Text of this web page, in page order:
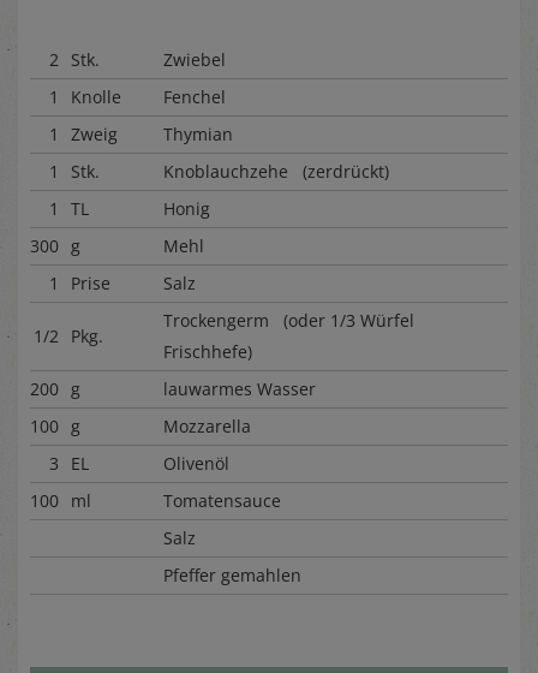
2 Stk.
Zwiebel
1
Knolle
Fenchel
1
Zweig
Thymian
1
Stk.
Knoblauchzehe (zerdrückt)
1
TL
Honig
300 g
Mehl
1
Prise Salz
1/2 Pkg.
Trockengerm (oder 1/3 Würfel
Frischhefe)
200 g
lauwarmes Wasser
100 g
Mozzarella
3
EL
Olivenöl
100 ml
Tomatensauce
Salz
Pfeffer gemahlen